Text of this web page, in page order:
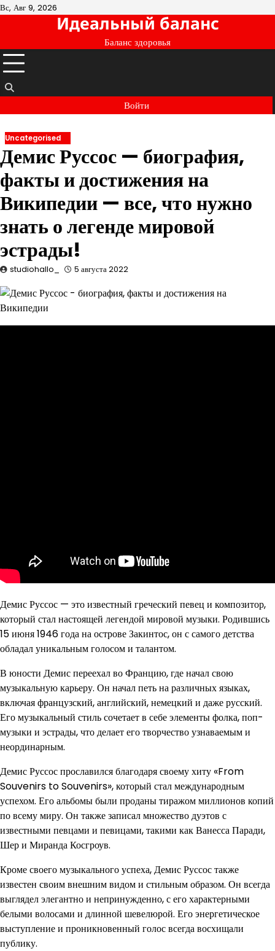
Перейти
Вс, Авг 9, 2026
Идеальный баланс
Баланс здоровья
Войти
Uncategorised
Демис Руссос — биография,
факты и достижения на
Википедии — все, что нужно
знать о легенде мировой
эстрады!
studiohallo_ 5 августа 2022
Демис Руссос — это известный греческий певец и композитор,
который стал настоящей легендой мировой музыки. Родившись
15 июня 1946 года на острове Закинтос, он с самого детства
обладал уникальным голосом и талантом.
В юности Демис переехал во Францию, где начал свою
музыкальную карьеру. Он начал петь на различных языках,
включая французский, английский, немецкий и даже русский.
Его музыкальный стиль сочетает в себе элементы фолка, поп-
музыки и эстрады, что делает его творчество узнаваемым и
неординарным.
Демис Руссос прославился благодаря своему хиту «From
Souvenirs to Souvenirs», который стал международным
успехом. Его альбомы были проданы тиражом миллионов копий
по всему миру. Он также записал множество дуэтов с
известными певцами и певицами, такими как Ванесса Паради,
Шер и Миранда Косгроув.
Кроме своего музыкального успеха, Демис Руссос также
известен своим внешним видом и стильным образом. Он всегда
выглядел элегантно и непринужденно, с его характерными
белыми волосами и длинной шевелюрой. Его энергетическое
выступление и проникновенный голос всегда восхищали
публику.